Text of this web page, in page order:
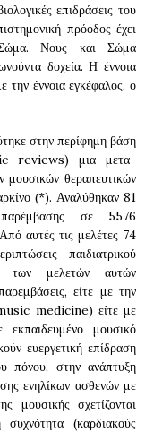
επιδράσεις του
πρόοδος έχει
Σώμα. Νους και Σώμα
δοχεία. Η έννοια
την έννοια εγκέφαλος, ο
στην περίφημη βάση
reviews) μια μετα-
μουσικών θεραπευτικών
(*). Αναλύθηκαν 81
σε 5576
αυτές τις μελέτες 74
παιδιατρικού
των μελετών αυτών
είτε με την
medicine) είτε με
μουσικό
ευεργετική επίδραση
πόνου, στην ανάπτυξη
ενηλίκων ασθενών με
μουσικής σχετίζονται
(καρδιακούς